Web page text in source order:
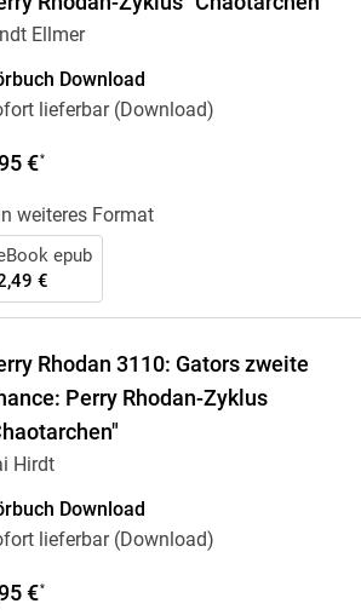
Ellmer
Download
lieferbar (Download)
€*
weiteres Format
epub
€
Rhodan 3110: Gators zweite
Perry Rhodan-Zyklus
Hirdt
Download
lieferbar (Download)
€*